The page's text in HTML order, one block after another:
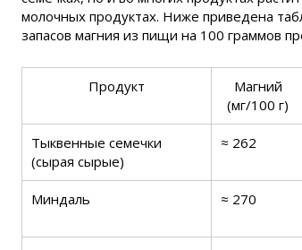
молочных продуктах. Ниже приведена
запасов магния из пищи на 100 граммов
Продукт
Магний
(мг/100 г)
Тыквенные семечки
(сырая сырые)
≈ 262
Миндаль ≈ 270